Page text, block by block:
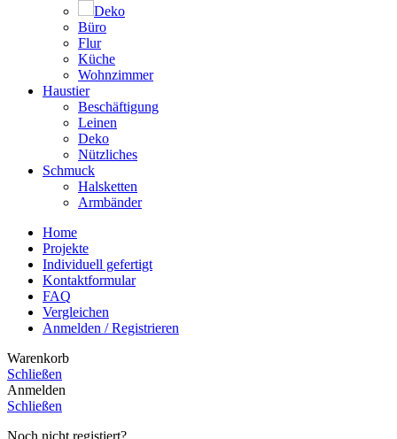
Deko
Büro
Flur
Küche
Wohnzimmer
Haustier
Beschäftigung
Leinen
Deko
Nützliches
Schmuck
Halsketten
Armbänder
Home
Projekte
Individuell gefertigt
Kontaktformular
FAQ
Vergleichen
Anmelden / Registrieren
Warenkorb
Schließen
Anmelden
Schließen
Noch nicht registiert?